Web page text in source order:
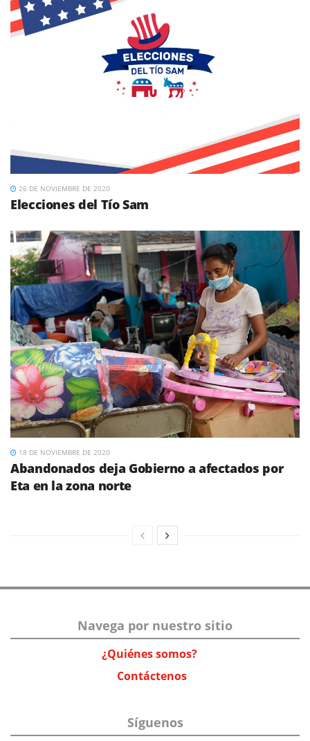
26 DE NOVIEMBRE DE 2020
Elecciones del Tío Sam
18 DE NOVIEMBRE DE 2020
Abandonados deja Gobierno a afectados por
Eta en la zona norte
Navega por nuestro sitio
¿Quiénes somos?
Contáctenos
Síguenos